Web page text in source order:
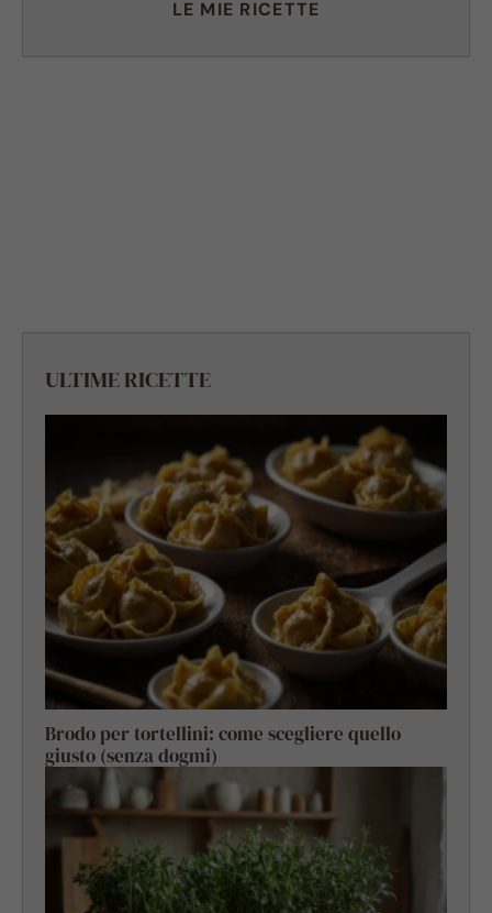
LE MIE RICETTE
ULTIME RICETTE
Brodo per tortellini: come scegliere quello
giusto (senza dogmi)